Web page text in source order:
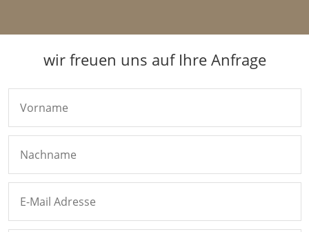
wir freuen uns auf Ihre Anfrage